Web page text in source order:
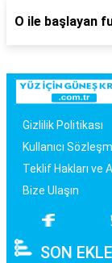
O ile başlayan
Gizlilik Politikası
Kullanıcı
Teklif Hakları ve
Bize Ulaşın
SON